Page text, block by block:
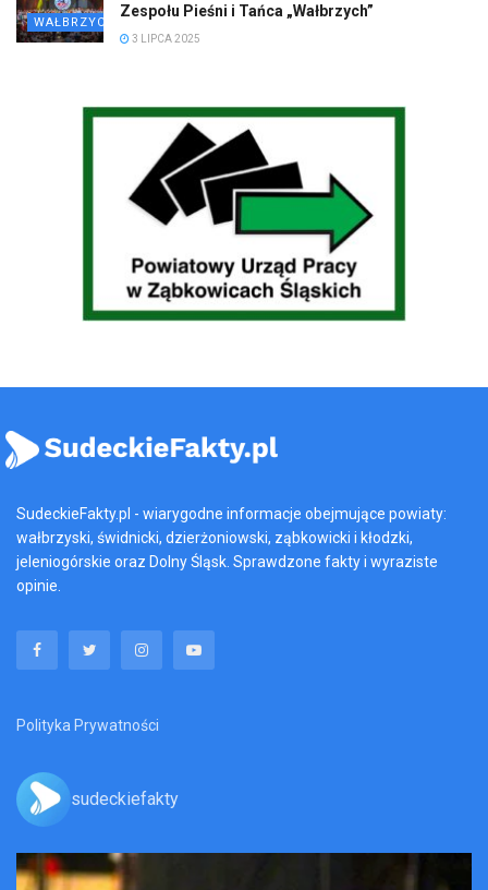
WAŁBRZYCH
Zespołu Pieśni i Tańca „Wałbrzych”
3 LIPCA 2025
SudeckieFakty.pl - wiarygodne informacje obejmujące powiaty:
wałbrzyski, świdnicki, dzierżoniowski, ząbkowicki i kłodzki,
jeleniogórskie oraz Dolny Śląsk. Sprawdzone fakty i wyraziste
opinie.
Polityka Prywatności
sudeckiefakty